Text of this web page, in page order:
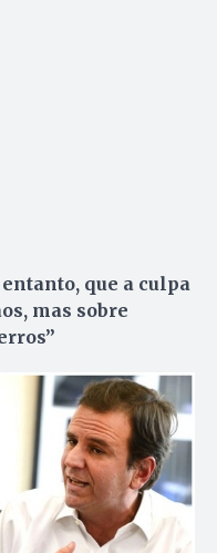
que a culpa
mas sobre